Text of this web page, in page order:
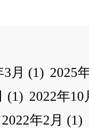
月 (1) 2025
(1) 2022年10
2022年2月 (1)